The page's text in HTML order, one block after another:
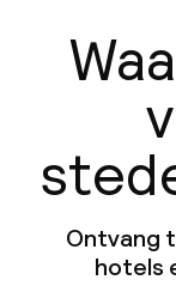
Ontvang
hotels